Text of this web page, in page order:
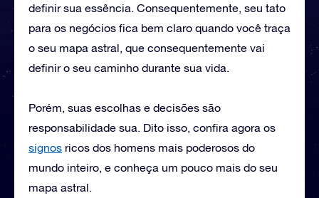
definir sua essência. Consequentemente, seu tato
para os negócios fica bem claro quando você traça
o seu mapa astral, que consequentemente vai
definir o seu caminho durante sua vida.
Porém, suas escolhas e decisões são
responsabilidade sua. Dito isso, confira agora os
signos ricos dos homens mais poderosos do
mundo inteiro, e conheça um pouco mais do seu
mapa astral.